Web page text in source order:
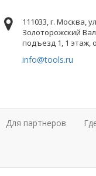
111033, г. Москва,
Золоторожский
подъезд 1, 1 этаж,
info@tools.ru
Для партнеров